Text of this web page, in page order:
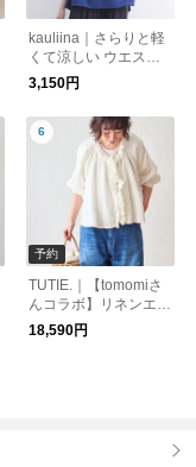
kauliina｜さらりと軽
くて涼しい ウエスト
ドロストブラウス
3,150円
予約
TUTIE.｜【tomomiさ
んコラボ】リネンエア
ーウォッシュフリルブ
ラウス / 9月下旬発送 /
18,590円